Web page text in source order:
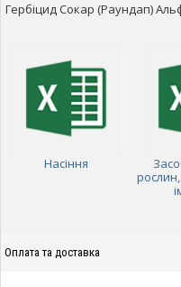
Гербіцид Сокар (Раундап)
Насіння
рослин,
Оплата та доставка